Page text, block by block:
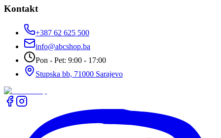
Kontakt
+387 62 625 500
info@abcshop.ba
Pon - Pet: 9:00 - 17:00
Stupska bb, 71000 Sarajevo